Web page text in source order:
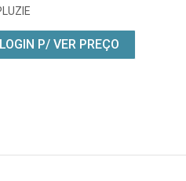
LOGIN P/ VER PREÇO